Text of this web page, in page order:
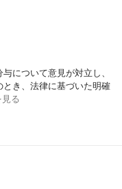
について意見が対立し、
き、法律に基づいた明確
る